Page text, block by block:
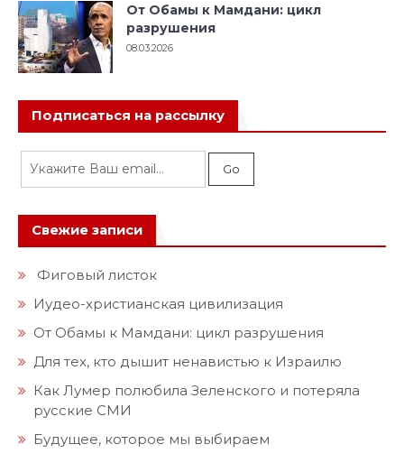
От Обамы к Мамдани: цикл
разрушения
08.03.2026
Подписаться на рассылку
Свежие записи
Фиговый листок
Иудео-христианская цивилизация
От Обамы к Мамдани: цикл разрушения
Для тех, кто дышит ненавистью к Израилю
Как Лумер полюбила Зеленского и потеряла
русские СМИ
Будущее, которое мы выбираем